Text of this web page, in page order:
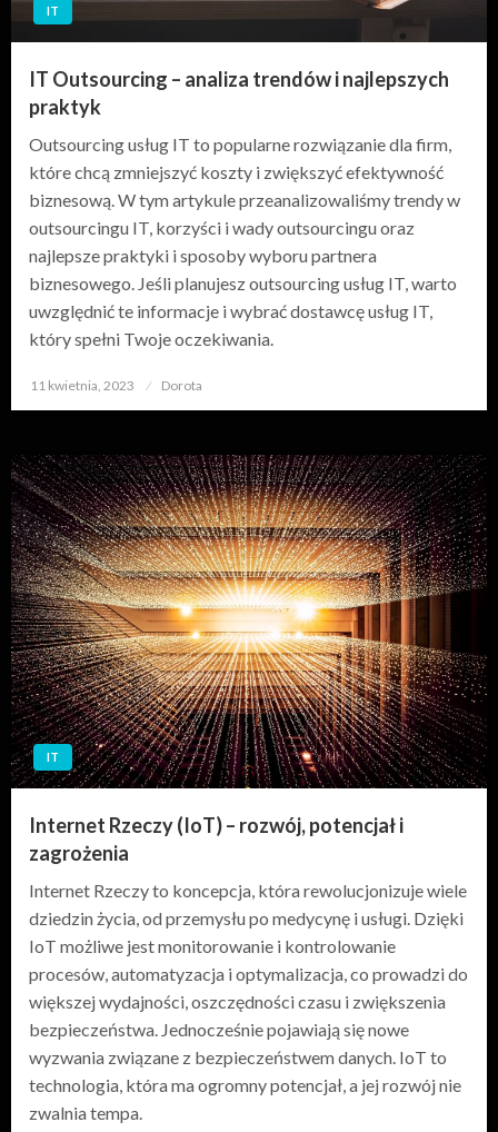
IT
IT Outsourcing – analiza trendów i najlepszych
praktyk
Outsourcing usług IT to popularne rozwiązanie dla firm,
które chcą zmniejszyć koszty i zwiększyć efektywność
biznesową. W tym artykule przeanalizowaliśmy trendy w
outsourcingu IT, korzyści i wady outsourcingu oraz
najlepsze praktyki i sposoby wyboru partnera
biznesowego. Jeśli planujesz outsourcing usług IT, warto
uwzględnić te informacje i wybrać dostawcę usług IT,
który spełni Twoje oczekiwania.
Opublikowane
11 kwietnia, 2023 Dorota
IT
Internet Rzeczy (IoT) – rozwój, potencjał i
zagrożenia
Internet Rzeczy to koncepcja, która rewolucjonizuje wiele
dziedzin życia, od przemysłu po medycynę i usługi. Dzięki
IoT możliwe jest monitorowanie i kontrolowanie
procesów, automatyzacja i optymalizacja, co prowadzi do
większej wydajności, oszczędności czasu i zwiększenia
bezpieczeństwa. Jednocześnie pojawiają się nowe
wyzwania związane z bezpieczeństwem danych. IoT to
technologia, która ma ogromny potencjał, a jej rozwój nie
zwalnia tempa.